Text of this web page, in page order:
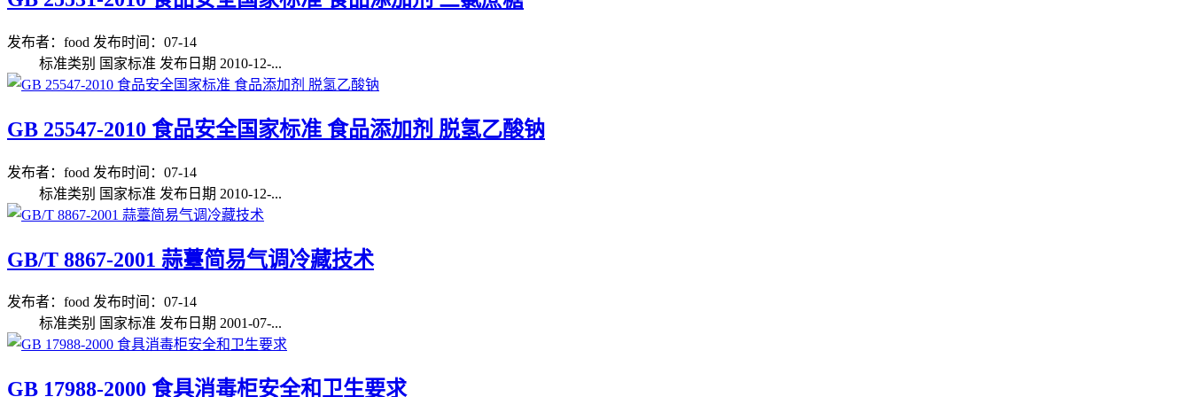
发布者：food 发布时间：07-14
标准类别 国家标准 发布日期 2010-12-...
GB 25547-2010 食品安全国家标准 食品添加剂 脱氢乙酸钠
发布者：food 发布时间：07-14
标准类别 国家标准 发布日期 2010-12-...
GB/T 8867-2001 蒜薹简易气调冷藏技术
发布者：food 发布时间：07-14
标准类别 国家标准 发布日期 2001-07-...
GB 17988-2000 食具消毒柜安全和卫生要求